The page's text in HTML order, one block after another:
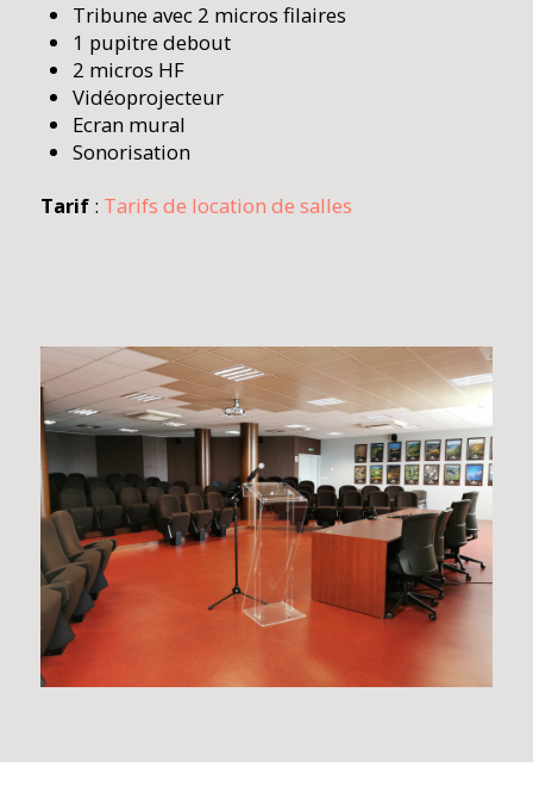
Tribune avec 2 micros filaires
1 pupitre debout
2 micros HF
Vidéoprojecteur
Ecran mural
Sonorisation
Tarif: Tarifs de location de salles